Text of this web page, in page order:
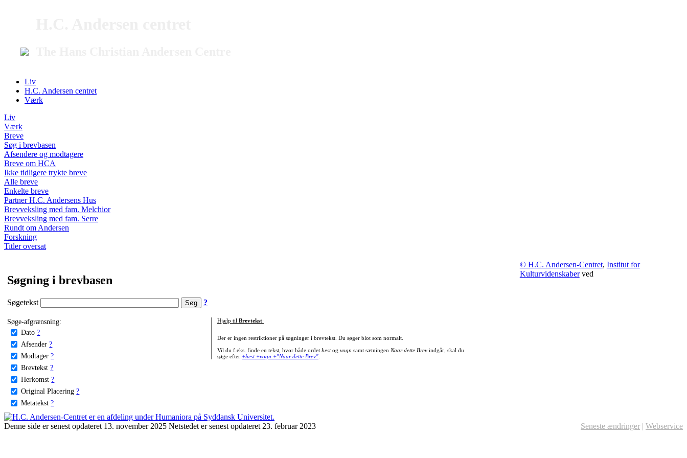
Liv
H.C. Andersen centret
Værk
Liv
Værk
Breve
Søg i brevbasen
Afsendere og modtagere
Breve om HCA
Ikke tidligere trykte breve
Alle breve
Enkelte breve
Partner H.C. Andersens Hus
Brevveksling med fam. Melchior
Brevveksling med fam. Serre
Rundt om Andersen
Forskning
Titler oversat
Søgning i brevbasen
Søgetekst ?
Søge-afgrænsning:
Dato ?
Afsender ?
Modtager ?
Brevtekst ?
Herkomst ?
Original Placering ?
Metatekst ?
Hjælp til Brevtekst:
Der er ingen restriktioner på søgninger i brevtekst. Du søger blot som normalt.
Vil du f.eks. finde en tekst, hvor både ordet hestog vogn samt sætningen Naar dette Brevindgår, skal du
søge efter +hest +vogn +"Naar dette Brev".
© H.C. Andersen-Centret, Institut for
Kulturvidenskaberved
Denne side er senest opdateret 13. november 2025 Netstedet er senest opdateret 23. februar 2023 Seneste ændringer | Webservice